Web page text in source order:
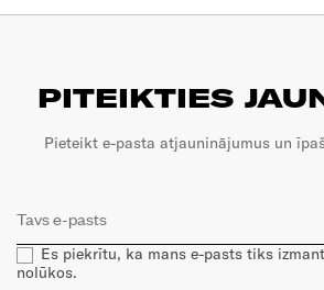
PITEIKTIES
Pieteikt e-pasta atjauninājumus un
Es piekrītu, ka mans e-pasts tiks
nolūkos.